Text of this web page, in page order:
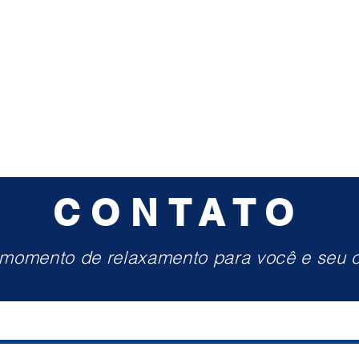
CONTATO
de relaxamento para você e seu